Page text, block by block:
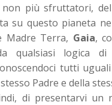
non più sfruttatori,
su questo pianeta
Madre Terra, Gaia,
qualsiasi logica
tutti
Padre e della
di presentarvi un